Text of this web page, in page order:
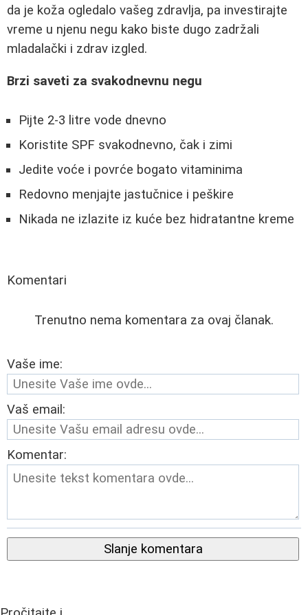
da je koža ogledalo vašeg zdravlja, pa investirajte
vreme u njenu negu kako biste dugo zadržali
mladalački i zdrav izgled.
Brzi saveti za svakodnevnu negu
Pijte 2-3 litre vode dnevno
Koristite SPF svakodnevno, čak i zimi
Jedite voće i povrće bogato vitaminima
Redovno menjajte jastučnice i peškire
Nikada ne izlazite iz kuće bez hidratantne kreme
Komentari
Trenutno nema komentara za ovaj članak.
Vaše ime:
Vaš email:
Komentar:
Slanje komentara